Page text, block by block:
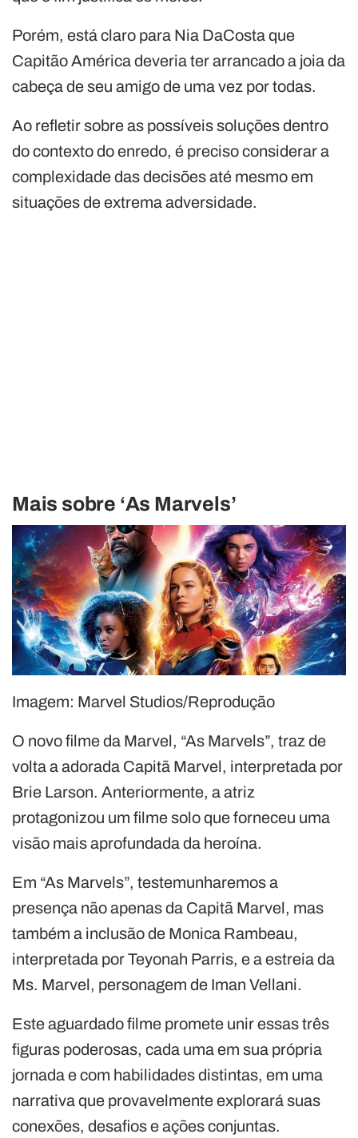
Porém, está claro para Nia DaCosta que
Capitão América deveria ter arrancado a joia da
cabeça de seu amigo de uma vez por todas.
Ao refletir sobre as possíveis soluções dentro
do contexto do enredo, é preciso considerar a
complexidade das decisões até mesmo em
situações de extrema adversidade.
Mais sobre ‘As Marvels’
Imagem: Marvel Studios/Reprodução
O novo filme da Marvel, “As Marvels”, traz de
volta a adorada Capitã Marvel, interpretada por
Brie Larson. Anteriormente, a atriz
protagonizou um filme solo que forneceu uma
visão mais aprofundada da heroína.
Em “As Marvels”, testemunharemos a
presença não apenas da Capitã Marvel, mas
também a inclusão de Monica Rambeau,
interpretada por Teyonah Parris, e a estreia da
Ms. Marvel, personagem de Iman Vellani.
Este aguardado filme promete unir essas três
figuras poderosas, cada uma em sua própria
jornada e com habilidades distintas, em uma
narrativa que provavelmente explorará suas
conexões, desafios e ações conjuntas.